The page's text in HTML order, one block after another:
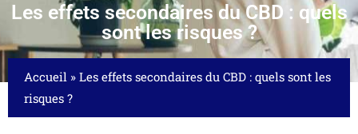
Les effets secondaires du CBD : quels
sont les risques ?
Accueil » Les effets secondaires du CBD : quels sont les
risques ?